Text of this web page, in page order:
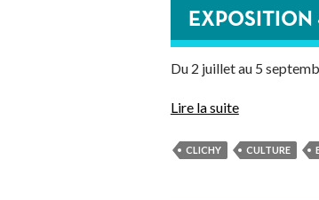
EXPOSITION
Du 2 juillet au 5
Lire la suite
CLICHY CULTURE